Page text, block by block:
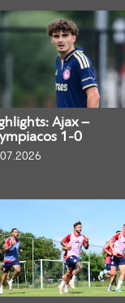
Ajax –
1-0